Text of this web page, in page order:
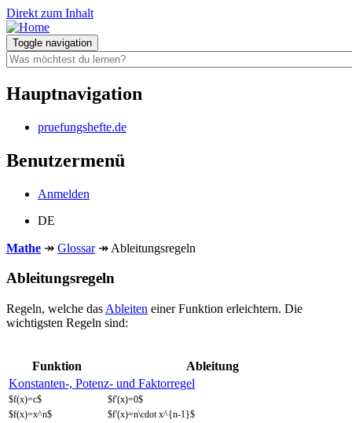
Direkt zum Inhalt
Toggle navigation
Hauptnavigation
pruefungshefte.de
Benutzermenü
Anmelden
DE
Mathe ↠ Glossar ↠ Ableitungsregeln
Ableitungsregeln
Regeln, welche das Ableiten einer Funktion erleichtern. Die
wichtigsten Regeln sind:
Funktion
Ableitung
Konstanten-, Potenz- und Faktorregel
$f(x)=c$
$f'(x)=0$
$f(x)=x^n$
$f'(x)=n\cdot x^{n-1}$